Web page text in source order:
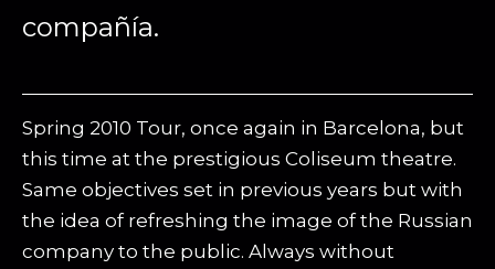
compañía.
Spring 2010 Tour, once again in Barcelona, ​​but
this time at the prestigious Coliseum theatre.
Same objectives set in previous years but with
the idea of ​​refreshing the image of the Russian
company to the public. Always without